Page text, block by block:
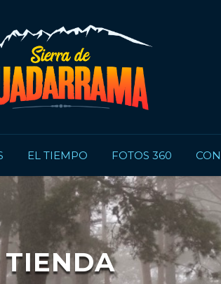
EL TIEMPO FOTOS 360
TIENDA